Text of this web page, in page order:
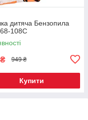
дитяча Бензопила
108С
₴ 949 ₴
Купити